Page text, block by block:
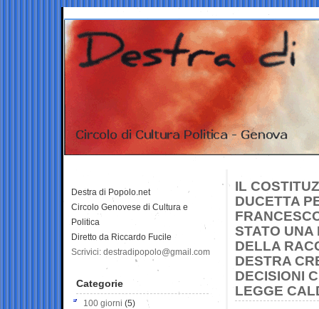
IL
DUCETTA
STATO UNA
DELLA
DESTRA
DECISIONI
LEGGE
Destra di Popolo.net
Circolo Genovese di Cultura e
Politica
Diretto da Riccardo Fucile
Scrivici: destradipopolo@gmail.com
Categorie
100 giorni (5)